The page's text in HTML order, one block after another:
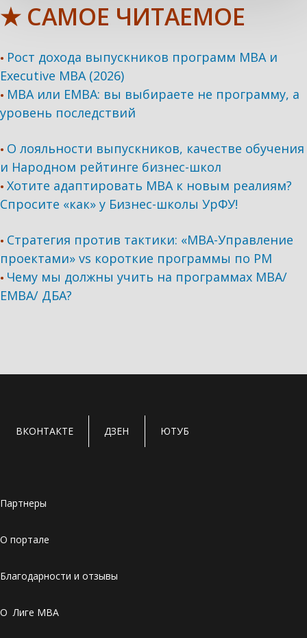
★ САМОЕ ЧИТАЕМОЕ
• Рост дохода выпускников программ МВА и
Executive MBA (2026)
• MBA или EMBA: вы выбираете не программу, а
уровень последствий
• О лояльности выпускников, качестве обучения
и Народном рейтинге бизнес-школ
•Хотите адаптировать МВА к новым реалиям?
Спросите «как» у Бизнес-школы УрФУ!
• Стратегия против тактики: «МВА-Управление
проектами» vs короткие программы по PM
• Чему мы должны учить на программах МВА/
ЕМВА/ ДБА?
ВКОНТАКТЕ ДЗЕН ЮТУБ
Партнеры
О портале
Благодарности и отзывы
О Лиге MBA